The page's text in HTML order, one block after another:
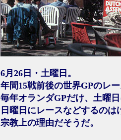
6月26日・土曜日。
年間15戦前後の世界GPのレ
毎年オランダGPだけ、土曜
日曜日にレースなどするのは
宗教上の理由だそうだ。